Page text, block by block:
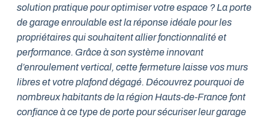
solution pratique pour optimiser votre espace ? La porte
de garage enroulable est la réponse idéale pour les
propriétaires qui souhaitent allier fonctionnalité et
performance. Grâce à son système innovant
d’enroulement vertical, cette fermeture laisse vos murs
libres et votre plafond dégagé. Découvrez pourquoi de
nombreux habitants de la région Hauts-de-France font
confiance à ce type de porte pour sécuriser leur garage